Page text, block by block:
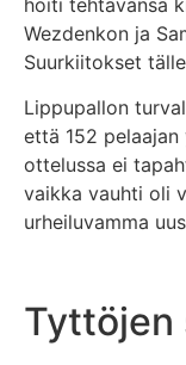
Wezdenkon ja
Suurkiitokset
Lippupallon
että 152 pelaajan
ottelussa ei
vaikka vauhti oli
urheiluvamma
Tyttöjen